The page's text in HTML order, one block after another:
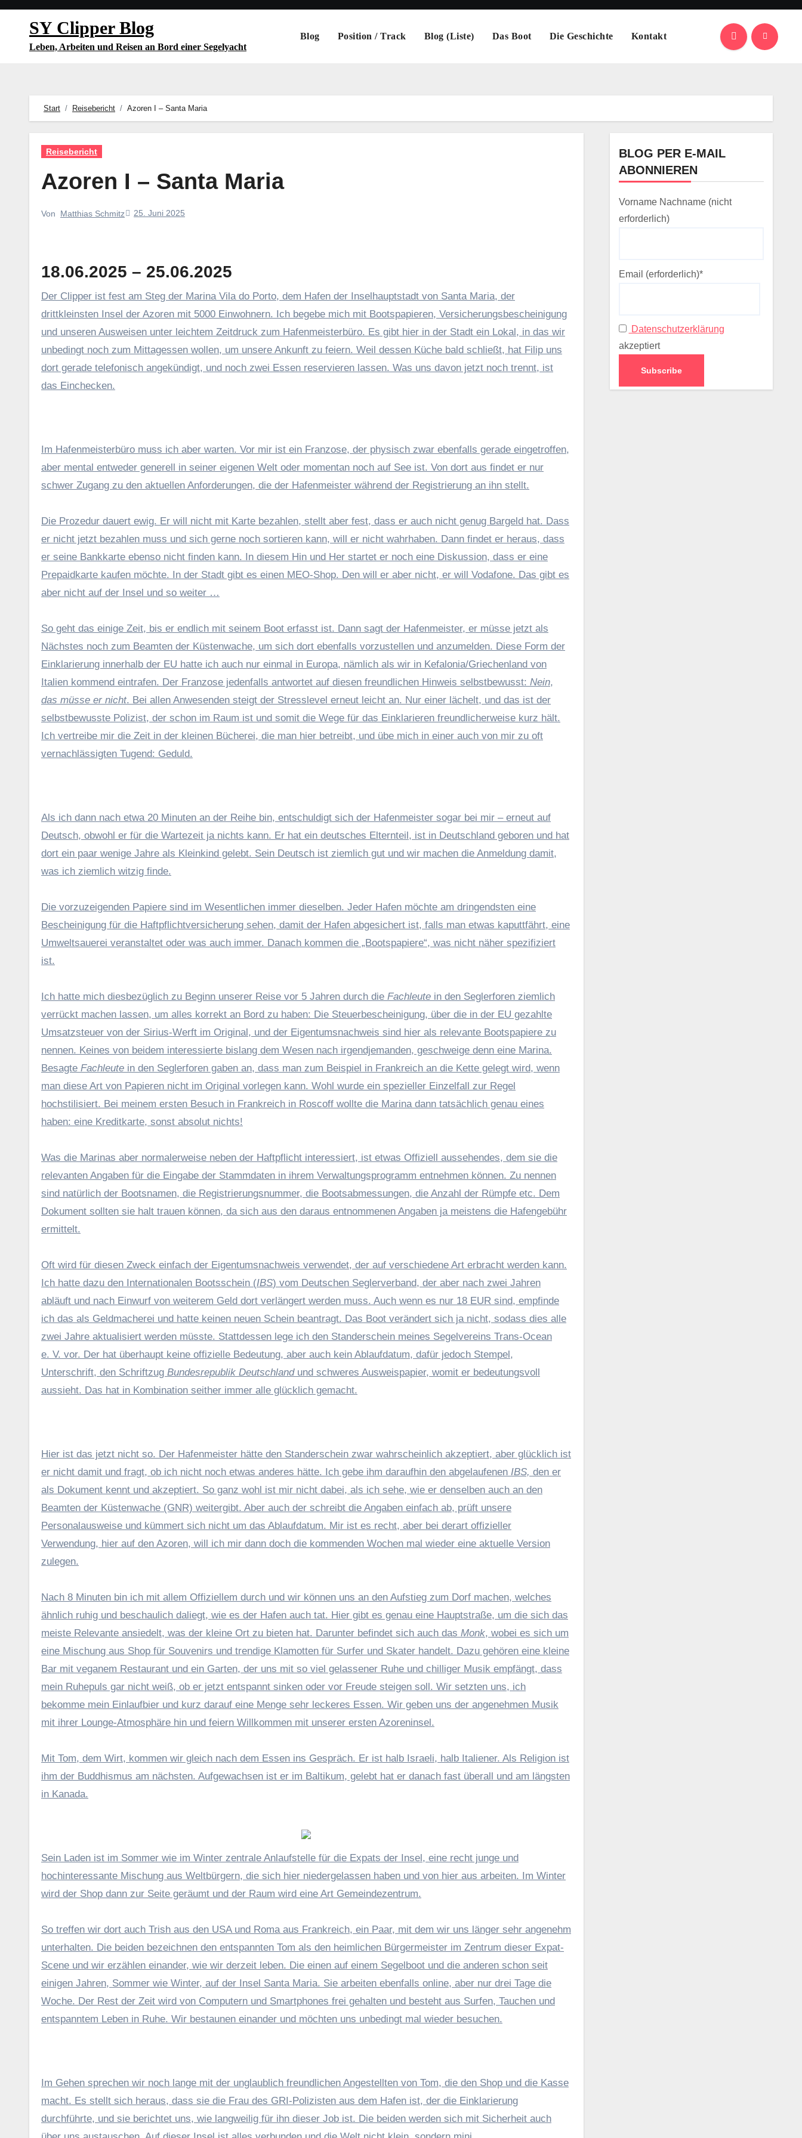
Zum
SY Clipper Blog
Leben, Arbeiten und Reisen an Bord einer Segelyacht
Blog Position / Track Blog (Liste) Das Boot Die Geschichte Kontakt
Start Reisebericht Azoren I – Santa Maria
Reisebericht
Azoren I – Santa Maria
Von Matthias Schmitz 25. Juni 2025
18.06.2025 – 25.06.2025
Der Clipper ist fest am Steg der Marina Vila do Porto, dem Hafen der Inselhauptstadt von Santa Maria, der
drittkleinsten Insel der Azoren mit 5000 Einwohnern. Ich begebe mich mit Bootspapieren, Versicherungsbescheinigung
und unseren Ausweisen unter leichtem Zeitdruck zum Hafenmeisterbüro. Es gibt hier in der Stadt ein Lokal, in das wir
unbedingt noch zum Mittagessen wollen, um unsere Ankunft zu feiern. Weil dessen Küche bald schließt, hat Filip uns
dort gerade telefonisch angekündigt, und noch zwei Essen reservieren lassen. Was uns davon jetzt noch trennt, ist
das Einchecken.
Im Hafenmeisterbüro muss ich aber warten. Vor mir ist ein Franzose, der physisch zwar ebenfalls gerade eingetroffen,
aber mental entweder generell in seiner eigenen Welt oder momentan noch auf See ist. Von dort aus findet er nur
schwer Zugang zu den aktuellen Anforderungen, die der Hafenmeister während der Registrierung an ihn stellt.
Die Prozedur dauert ewig. Er will nicht mit Karte bezahlen, stellt aber fest, dass er auch nicht genug Bargeld hat. Dass
er nicht jetzt bezahlen muss und sich gerne noch sortieren kann, will er nicht wahrhaben. Dann findet er heraus, dass
er seine Bankkarte ebenso nicht finden kann. In diesem Hin und Her startet er noch eine Diskussion, dass er eine
Prepaidkarte kaufen möchte. In der Stadt gibt es einen MEO-Shop. Den will er aber nicht, er will Vodafone. Das gibt es
aber nicht auf der Insel und so weiter …
So geht das einige Zeit, bis er endlich mit seinem Boot erfasst ist. Dann sagt der Hafenmeister, er müsse jetzt als
Nächstes noch zum Beamten der Küstenwache, um sich dort ebenfalls vorzustellen und anzumelden. Diese Form der
Einklarierung innerhalb der EU hatte ich auch nur einmal in Europa, nämlich als wir in Kefalonia/Griechenland von
Italien kommend eintrafen. Der Franzose jedenfalls antwortet auf diesen freundlichen Hinweis selbstbewusst: Nein,
das müsse er nicht. Bei allen Anwesenden steigt der Stresslevel erneut leicht an. Nur einer lächelt, und das ist der
selbstbewusste Polizist, der schon im Raum ist und somit die Wege für das Einklarieren freundlicherweise kurz hält.
Ich vertreibe mir die Zeit in der kleinen Bücherei, die man hier betreibt, und übe mich in einer auch von mir zu oft
vernachlässigten Tugend: Geduld.
Als ich dann nach etwa 20 Minuten an der Reihe bin, entschuldigt sich der Hafenmeister sogar bei mir – erneut auf
Deutsch, obwohl er für die Wartezeit ja nichts kann. Er hat ein deutsches Elternteil, ist in Deutschland geboren und hat
dort ein paar wenige Jahre als Kleinkind gelebt. Sein Deutsch ist ziemlich gut und wir machen die Anmeldung damit,
was ich ziemlich witzig finde.
Die vorzuzeigenden Papiere sind im Wesentlichen immer dieselben. Jeder Hafen möchte am dringendsten eine
Bescheinigung für die Haftpflichtversicherung sehen, damit der Hafen abgesichert ist, falls man etwas kaputtfährt, eine
Umweltsauerei veranstaltet oder was auch immer. Danach kommen die „Bootspapiere“, was nicht näher spezifiziert
ist.
Ich hatte mich diesbezüglich zu Beginn unserer Reise vor 5 Jahren durch die Fachleute in den Seglerforen ziemlich
verrückt machen lassen, um alles korrekt an Bord zu haben: Die Steuerbescheinigung, über die in der EU gezahlte
Umsatzsteuer von der Sirius-Werft im Original, und der Eigentumsnachweis sind hier als relevante Bootspapiere zu
nennen. Keines von beidem interessierte bislang dem Wesen nach irgendjemanden, geschweige denn eine Marina.
Besagte Fachleute in den Seglerforen gaben an, dass man zum Beispiel in Frankreich an die Kette gelegt wird, wenn
man diese Art von Papieren nicht im Original vorlegen kann. Wohl wurde ein spezieller Einzelfall zur Regel
hochstilisiert. Bei meinem ersten Besuch in Frankreich in Roscoff wollte die Marina dann tatsächlich genau eines
haben: eine Kreditkarte, sonst absolut nichts!
Was die Marinas aber normalerweise neben der Haftpflicht interessiert, ist etwas Offiziell aussehendes, dem sie die
relevanten Angaben für die Eingabe der Stammdaten in ihrem Verwaltungsprogramm entnehmen können. Zu nennen
sind natürlich der Bootsnamen, die Registrierungsnummer, die Bootsabmessungen, die Anzahl der Rümpfe etc. Dem
Dokument sollten sie halt trauen können, da sich aus den daraus entnommenen Angaben ja meistens die Hafengebühr
ermittelt.
Oft wird für diesen Zweck einfach der Eigentumsnachweis verwendet, der auf verschiedene Art erbracht werden kann.
Ich hatte dazu den Internationalen Bootsschein (IBS) vom Deutschen Seglerverband, der aber nach zwei Jahren
abläuft und nach Einwurf von weiterem Geld dort verlängert werden muss. Auch wenn es nur 18 EUR sind, empfinde
ich das als Geldmacherei und hatte keinen neuen Schein beantragt. Das Boot verändert sich ja nicht, sodass dies alle
zwei Jahre aktualisiert werden müsste. Stattdessen lege ich den Standerschein meines Segelvereins Trans-Ocean
e. V. vor. Der hat überhaupt keine offizielle Bedeutung, aber auch kein Ablaufdatum, dafür jedoch Stempel,
Unterschrift, den Schriftzug Bundesrepublik Deutschland und schweres Ausweispapier, womit er bedeutungsvoll
aussieht. Das hat in Kombination seither immer alle glücklich gemacht.
Hier ist das jetzt nicht so. Der Hafenmeister hätte den Standerschein zwar wahrscheinlich akzeptiert, aber glücklich ist
er nicht damit und fragt, ob ich nicht noch etwas anderes hätte. Ich gebe ihm daraufhin den abgelaufenen IBS, den er
als Dokument kennt und akzeptiert. So ganz wohl ist mir nicht dabei, als ich sehe, wie er denselben auch an den
Beamten der Küstenwache (GNR) weitergibt. Aber auch der schreibt die Angaben einfach ab, prüft unsere
Personalausweise und kümmert sich nicht um das Ablaufdatum. Mir ist es recht, aber bei derart offizieller
Verwendung, hier auf den Azoren, will ich mir dann doch die kommenden Wochen mal wieder eine aktuelle Version
zulegen.
Nach 8 Minuten bin ich mit allem Offiziellem durch und wir können uns an den Aufstieg zum Dorf machen, welches
ähnlich ruhig und beschaulich daliegt, wie es der Hafen auch tat. Hier gibt es genau eine Hauptstraße, um die sich das
meiste Relevante ansiedelt, was der kleine Ort zu bieten hat. Darunter befindet sich auch das Monk, wobei es sich um
eine Mischung aus Shop für Souvenirs und trendige Klamotten für Surfer und Skater handelt. Dazu gehören eine kleine
Bar mit veganem Restaurant und ein Garten, der uns mit so viel gelassener Ruhe und chilliger Musik empfängt, dass
mein Ruhepuls gar nicht weiß, ob er jetzt entspannt sinken oder vor Freude steigen soll. Wir setzten uns, ich
bekomme mein Einlaufbier und kurz darauf eine Menge sehr leckeres Essen. Wir geben uns der angenehmen Musik
mit ihrer Lounge-Atmosphäre hin und feiern Willkommen mit unserer ersten Azoreninsel.
Mit Tom, dem Wirt, kommen wir gleich nach dem Essen ins Gespräch. Er ist halb Israeli, halb Italiener. Als Religion ist
ihm der Buddhismus am nächsten. Aufgewachsen ist er im Baltikum, gelebt hat er danach fast überall und am längsten
in Kanada.
Sein Laden ist im Sommer wie im Winter zentrale Anlaufstelle für die Expats der Insel, eine recht junge und
hochinteressante Mischung aus Weltbürgern, die sich hier niedergelassen haben und von hier aus arbeiten. Im Winter
wird der Shop dann zur Seite geräumt und der Raum wird eine Art Gemeindezentrum.
So treffen wir dort auch Trish aus den USA und Roma aus Frankreich, ein Paar, mit dem wir uns länger sehr angenehm
unterhalten. Die beiden bezeichnen den entspannten Tom als den heimlichen Bürgermeister im Zentrum dieser Expat-
Scene und wir erzählen einander, wie wir derzeit leben. Die einen auf einem Segelboot und die anderen schon seit
einigen Jahren, Sommer wie Winter, auf der Insel Santa Maria. Sie arbeiten ebenfalls online, aber nur drei Tage die
Woche. Der Rest der Zeit wird von Computern und Smartphones frei gehalten und besteht aus Surfen, Tauchen und
entspanntem Leben in Ruhe. Wir bestaunen einander und möchten uns unbedingt mal wieder besuchen.
Im Gehen sprechen wir noch lange mit der unglaublich freundlichen Angestellten von Tom, die den Shop und die Kasse
macht. Es stellt sich heraus, dass sie die Frau des GRI-Polizisten aus dem Hafen ist, der die Einklarierung
durchführte, und sie berichtet uns, wie langweilig für ihn dieser Job ist. Die beiden werden sich mit Sicherheit auch
BLOG PER E-MAIL
ABONNIEREN
Vorname Nachname (nicht
erforderlich)
Email (erforderlich)*
Datenschutzerklärung
akzeptiert